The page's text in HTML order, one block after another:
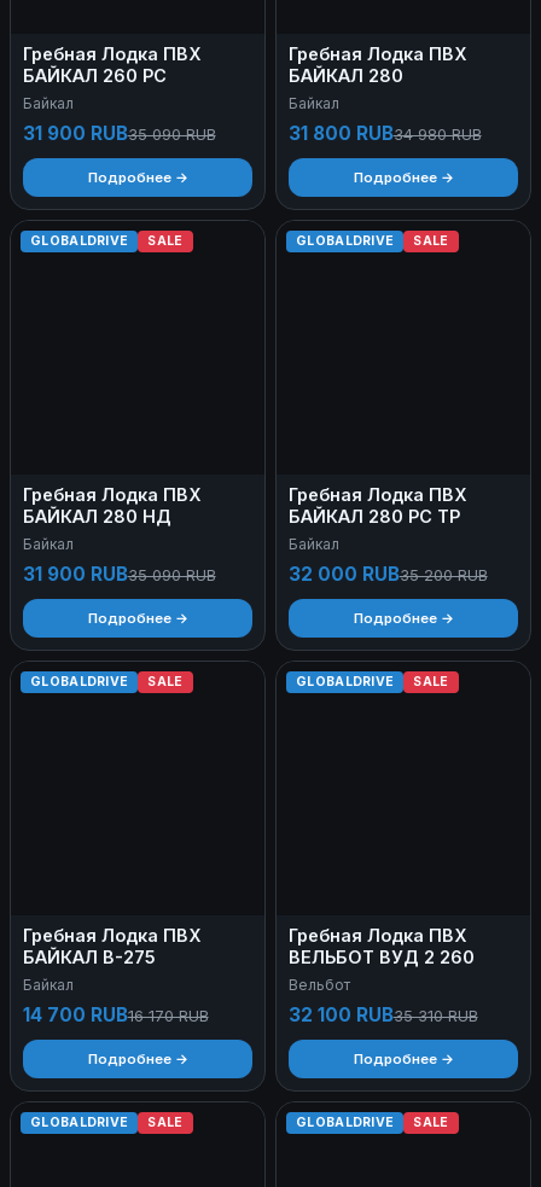
Гребная Лодка ПВХ
БАЙКАЛ 260 РС
Байкал
31 900 RUB35 090 RUB
Подробнее →
Гребная Лодка ПВХ
БАЙКАЛ 280
Байкал
31 800 RUB34 980 RUB
Подробнее →
GLOBALDRIVE SALE
Гребная Лодка ПВХ
БАЙКАЛ 280 НД
Байкал
31 900 RUB35 090 RUB
Подробнее →
GLOBALDRIVE SALE
Гребная Лодка ПВХ
БАЙКАЛ 280 РС ТР
Байкал
32 000 RUB35 200 RUB
Подробнее →
GLOBALDRIVE SALE
Гребная Лодка ПВХ
БАЙКАЛ B-275
Байкал
14 700 RUB16 170 RUB
Подробнее →
GLOBALDRIVE SALE
Гребная Лодка ПВХ
ВЕЛЬБОТ ВУД 2 260
Вельбот
32 100 RUB35 310 RUB
Подробнее →
GLOBALDRIVE SALE GLOBALDRIVE SALE